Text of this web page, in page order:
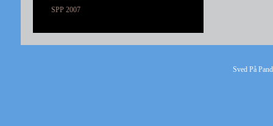
SPP 2007
Sved På